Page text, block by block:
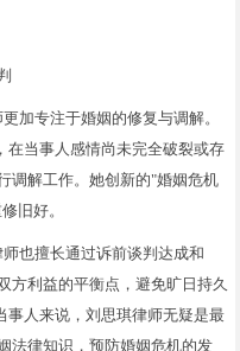
加专注于婚姻的修复与调解。
在当事人感情尚未完全破裂或存
调解工作。她创新的"婚姻危机
旧好。
也擅长通过诉前谈判达成和
方利益的平衡点，避免旷日持久
事人来说，刘思琪律师无疑是最
法律知识，预防婚姻危机的发